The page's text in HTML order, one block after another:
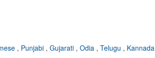
, Punjabi , Gujarati , Odia , Telugu , Kannada